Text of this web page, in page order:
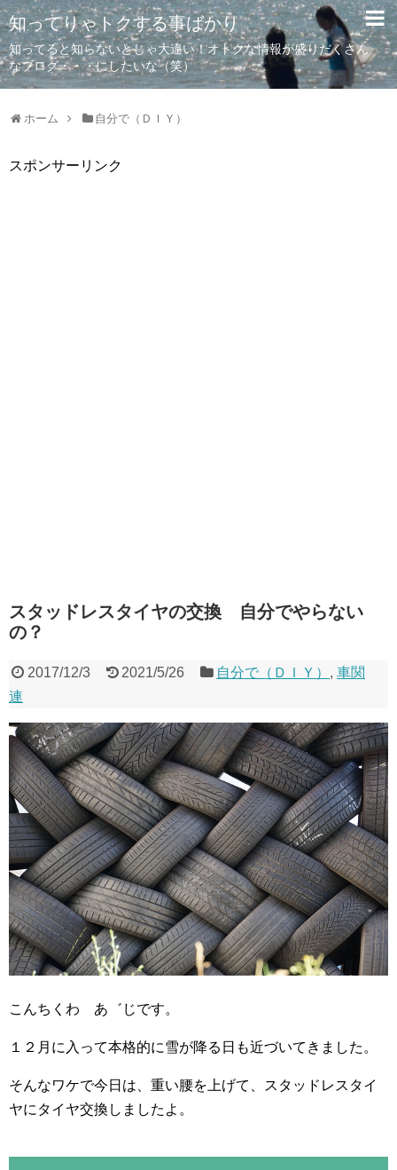
知ってりゃトクする事ばかり
知ってると知らないとじゃ大違い！オトクな情報が盛りだくさん
なブログ・・・にしたいな（笑）
ホーム 自分で（ＤＩＹ）
スポンサーリンク
スタッドレスタイヤの交換 自分でやらない
の？
2017/12/3 2021/5/26 自分で（ＤＩＹ） ,車関
連
こんちくわ あ゛じです。
１２月に入って本格的に雪が降る日も近づいてきました。
そんなワケで今日は、重い腰を上げて、スタッドレスタイ
ヤにタイヤ交換しましたよ。